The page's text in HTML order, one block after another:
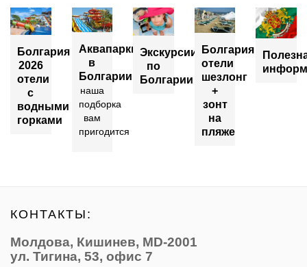
Болгария
2026
отели
с
водными
горками
Аквапарки
в
Болгарии
наша
подборка
вам
пригодится
Экскурсии
по
Болгарии
Болгария
отели
шезлонг
+
зонт
на
пляже
КОНТАКТЫ:
Молдова, Кишинев, MD-2001
ул. Тигина, 53, офис 7